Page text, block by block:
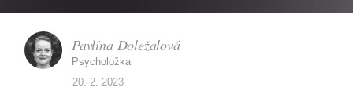
Pavlína Doležalová
Psycholožka
20. 2. 2023